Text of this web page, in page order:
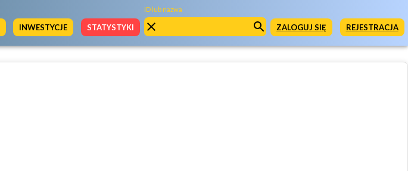
INWESTYCJE STATYSTYKI
ID lub nazwa
ZALOGUJ SIĘ REJESTRACJA